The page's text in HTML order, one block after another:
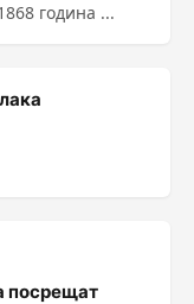
година ...
посрещат